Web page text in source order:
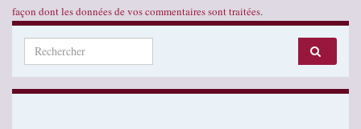
façon dont les données de vos commentaires sont traitées.
Search for: